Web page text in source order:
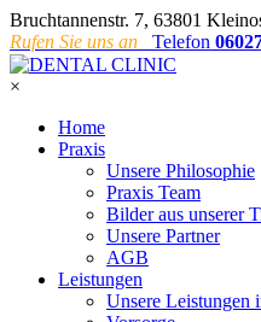
Bruchtannenstr. 7, 63801
Rufen Sie uns an
Telefon
×
Home
Praxis
Unsere Philosophie
Praxis Team
Bilder aus unserer
Unsere Partner
AGB
Leistungen
Unsere Leistungen